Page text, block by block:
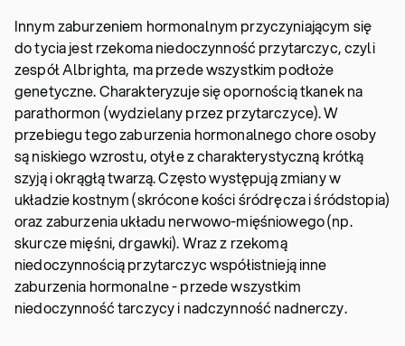
Innym zaburzeniem hormonalnym przyczyniającym się
do tycia jest rzekoma niedoczynność przytarczyc, czyli
zespół Albrighta, ma przede wszystkim podłoże
genetyczne. Charakteryzuje się opornością tkanek na
parathormon (wydzielany przez przytarczyce). W
przebiegu tego zaburzenia hormonalnego chore osoby
są niskiego wzrostu, otyłe z charakterystyczną krótką
szyją i okrągłą twarzą. Często występują zmiany w
układzie kostnym (skrócone kości śródręcza i śródstopia)
oraz zaburzenia układu nerwowo-mięśniowego (np.
skurcze mięśni, drgawki). Wraz z rzekomą
niedoczynnością przytarczyc współistnieją inne
zaburzenia hormonalne - przede wszystkim
niedoczynność tarczycy i nadczynność nadnerczy.